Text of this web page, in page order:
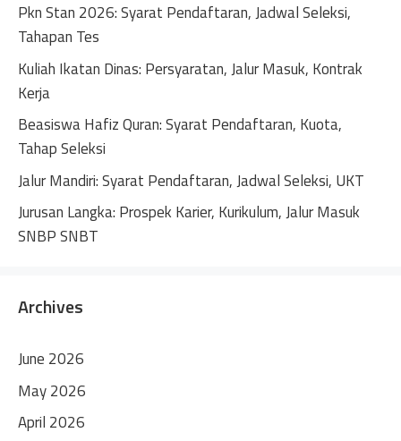
i
v
e
:
Pkn Stan 2026: Syarat Pendaftaran, Jadwal Seleksi,
Tahapan Tes
Kuliah Ikatan Dinas: Persyaratan, Jalur Masuk, Kontrak
Kerja
Beasiswa Hafiz Quran: Syarat Pendaftaran, Kuota,
Tahap Seleksi
Jalur Mandiri: Syarat Pendaftaran, Jadwal Seleksi, UKT
Jurusan Langka: Prospek Karier, Kurikulum, Jalur Masuk
SNBP SNBT
Archives
June 2026
May 2026
April 2026